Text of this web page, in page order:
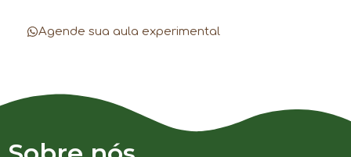
Agende sua aula experimental